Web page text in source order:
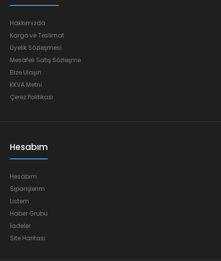
Hakkımızda
Kargo ve Teslimat
Üyelik Sözleşmesi
Mesafeli Satış Sözleşme
Bize Ulaşın
KKVA Metni
Çerez Politikası
Hesabım
Hesabım
Siparişlerim
Listem
Haber Grubu
İadeler
Site Haritası